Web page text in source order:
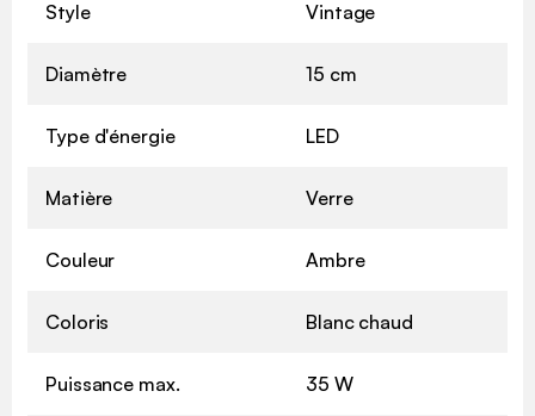
Style Vintage
Diamètre 15 cm
Type d'énergie LED
Matière Verre
Couleur Ambre
Coloris Blanc chaud
Puissance max. 35 W